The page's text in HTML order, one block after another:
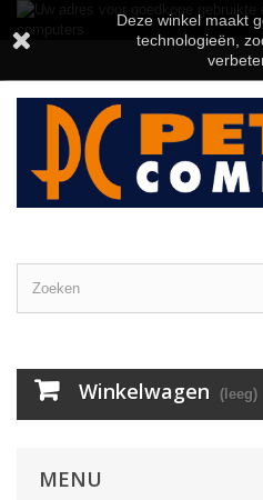
Winkelwagen (leeg)
MENU
Deze winkel maakt
technologieën,